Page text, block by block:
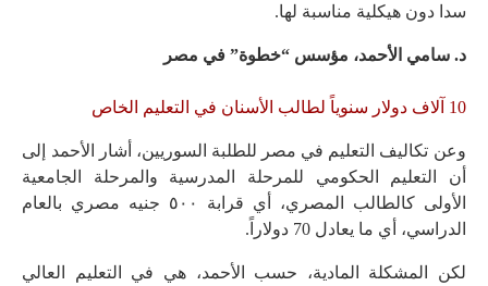
سدا دون هيكلية مناسبة لها.
د. سامي الأحمد، مؤسس “خطوة” في مصر
10 آلاف دولار سنوياً لطالب الأسنان في التعليم الخاص
وعن تكاليف التعليم في مصر للطلبة السوريين، أشار الأحمد إلى
أن التعليم الحكومي للمرحلة المدرسية والمرحلة الجامعية
الأولى كالطالب المصري، أي قرابة ٥٠٠ جنيه مصري بالعام
الدراسي، أي ما يعادل 70 دولاراً.
لكن المشكلة المادية، حسب الأحمد، هي في التعليم العالي